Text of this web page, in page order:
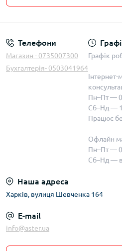
Телефони
Магазин - 0735007300
Бухгалтерія- 0503041964
Графік
Пн–Пт —
Сб–Нд —
Працює
Офлайн
Пн–Пт —
Сб–Нд —
Наша адреса
Харків, вулиця Шевченка 164
E-mail
info@aster.ua